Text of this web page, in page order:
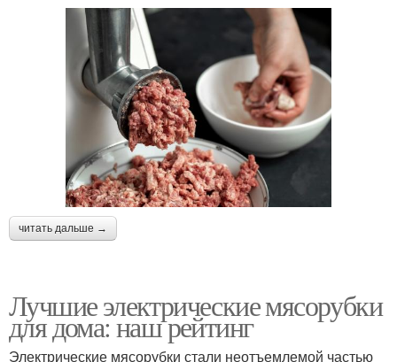
читать дальше →
Лучшие электрические мясорубки
для дома: наш рейтинг
Электрические мясорубки стали неотъемлемой частью